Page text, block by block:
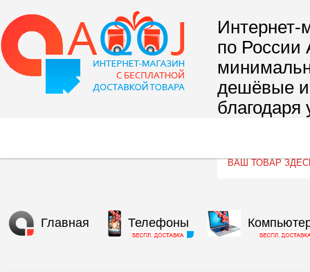
Интернет-
по России
дешёвые и
благодаря
Главная Телефоны